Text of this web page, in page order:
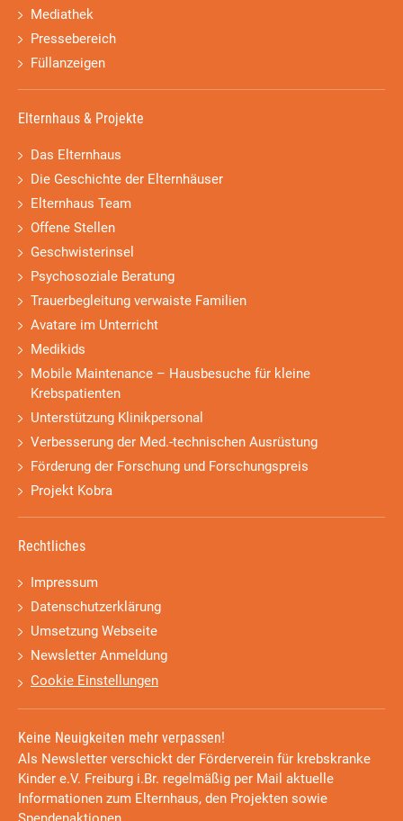
Mediathek
Pressebereich
Füllanzeigen
Elternhaus & Projekte
Das Elternhaus
Die Geschichte der Elternhäuser
Elternhaus Team
Offene Stellen
Geschwisterinsel
Psychosoziale Beratung
Trauerbegleitung verwaiste Familien
Avatare im Unterricht
Medikids
Mobile Maintenance – Hausbesuche für kleine
Krebspatienten
Unterstützung Klinikpersonal
Verbesserung der Med.-technischen Ausrüstung
Förderung der Forschung und Forschungspreis
Projekt Kobra
Rechtliches
Impressum
Datenschutzerklärung
Umsetzung Webseite
Newsletter Anmeldung
Cookie Einstellungen
Keine Neuigkeiten mehr verpassen!
Als Newsletter verschickt der Förderverein für krebskranke
Kinder e.V. Freiburg i.Br. regelmäßig per Mail aktuelle
Informationen zum Elternhaus, den Projekten sowie